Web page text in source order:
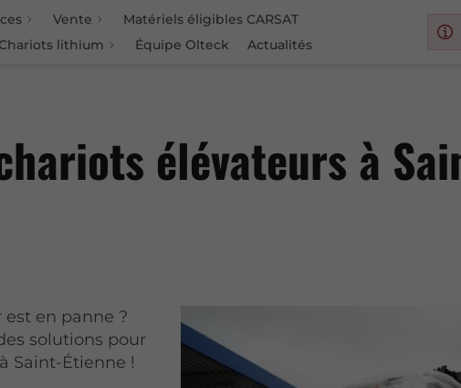
Vente
Matériels éligibles CARSAT
Chariots lithium Équipe Olteck Actualités
élévateurs à
en panne ?
solutions pour
Saint-Étienne !